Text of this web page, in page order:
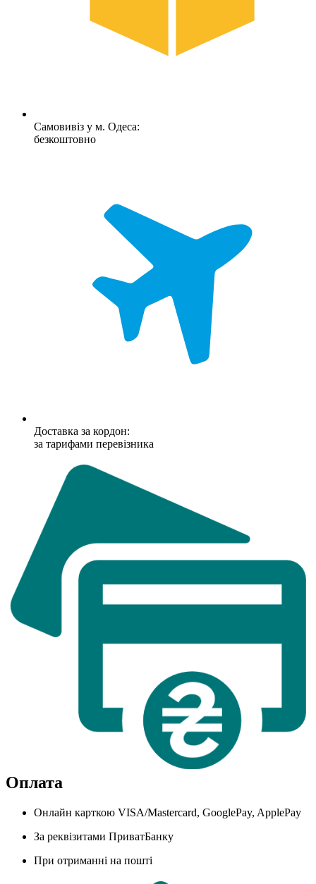
Самовивіз у м. Одеса:
безкоштовно
Доставка за кордон:
за тарифами перевізника
Оплата
Онлайн карткою VISA/Mastercard, GooglePay, ApplePay
За реквізитами ПриватБанку
При отриманні на пошті